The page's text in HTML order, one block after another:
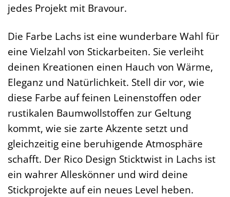
jedes Projekt mit Bravour.
Die Farbe Lachs ist eine wunderbare Wahl für
eine Vielzahl von Stickarbeiten. Sie verleiht
deinen Kreationen einen Hauch von Wärme,
Eleganz und Natürlichkeit. Stell dir vor, wie
diese Farbe auf feinen Leinenstoffen oder
rustikalen Baumwollstoffen zur Geltung
kommt, wie sie zarte Akzente setzt und
gleichzeitig eine beruhigende Atmosphäre
schafft. Der Rico Design Sticktwist in Lachs ist
ein wahrer Alleskönner und wird deine
Stickprojekte auf ein neues Level heben.